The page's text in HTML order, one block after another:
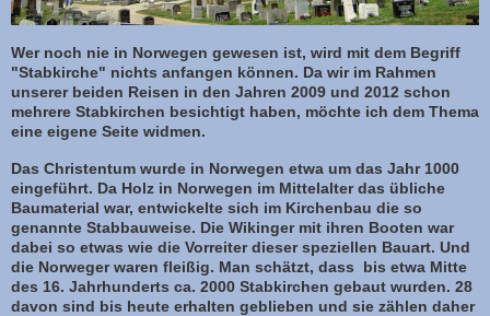
Wer noch nie in Norwegen gewesen ist, wird mit dem Begriff
"Stabkirche" nichts anfangen können. Da wir im Rahmen
unserer beiden Reisen in den Jahren 2009 und 2012 schon
mehrere Stabkirchen besichtigt haben, möchte ich dem Thema
eine eigene Seite widmen.
Das Christentum wurde in Norwegen etwa um das Jahr 1000
eingeführt. Da Holz in Norwegen im Mittelalter das übliche
Baumaterial war, entwickelte sich im Kirchenbau die so
genannte Stabbauweise. Die Wikinger mit ihren Booten war
dabei so etwas wie die Vorreiter dieser speziellen Bauart. Und
die Norweger waren fleißig. Man schätzt, dass bis etwa Mitte
des 16. Jahrhunderts ca. 2000 Stabkirchen gebaut wurden. 28
davon sind bis heute erhalten geblieben und sie zählen daher